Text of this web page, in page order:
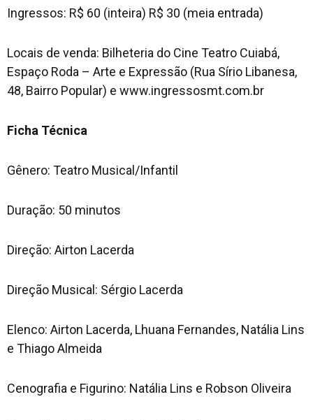
Ingressos: R$ 60 (inteira) R$ 30 (meia entrada)
Locais de venda: Bilheteria do Cine Teatro Cuiabá,
Espaço Roda – Arte e Expressão (Rua Sírio Libanesa,
48, Bairro Popular) e www.ingressosmt.com.br
Ficha Técnica
Gênero: Teatro Musical/Infantil
Duração: 50 minutos
Direção: Airton Lacerda
Direção Musical: Sérgio Lacerda
Elenco: Airton Lacerda, Lhuana Fernandes, Natália Lins
e Thiago Almeida
Cenografia e Figurino: Natália Lins e Robson Oliveira